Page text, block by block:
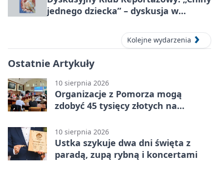
jednego dziecka” – dyskusja w
Kolejne wydarzenia
Ostatnie Artykuły
10 sierpnia 2026
Organizacje z Pomorza mogą
zdobyć 45 tysięcy złotych na
10 sierpnia 2026
Ustka szykuje dwa dni święta z
paradą, zupą rybną i koncertami